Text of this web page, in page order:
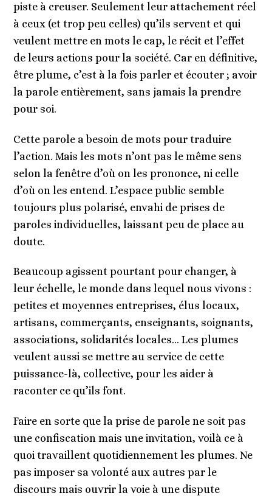
piste à creuser. Seulement leur attachement réel
à ceux (et trop peu celles) qu’ils servent et qui
veulent mettre en mots le cap, le récit et l’effet
de leurs actions pour la société. Car en définitive,
être plume, c’est à la fois parler et écouter ; avoir
la parole entièrement, sans jamais la prendre
pour soi.
Cette parole a besoin de mots pour traduire
l’action. Mais les mots n’ont pas le même sens
selon la fenêtre d’où on les prononce, ni celle
d’où on les entend. L’espace public semble
toujours plus polarisé, envahi de prises de
paroles individuelles, laissant peu de place au
doute.
Beaucoup agissent pourtant pour changer, à
leur échelle, le monde dans lequel nous vivons :
petites et moyennes entreprises, élus locaux,
artisans, commerçants, enseignants, soignants,
associations, solidarités locales… Les plumes
veulent aussi se mettre au service de cette
puissance-là, collective, pour les aider à
raconter ce qu’ils font.
Faire en sorte que la prise de parole ne soit pas
une confiscation mais une invitation, voilà ce à
quoi travaillent quotidiennement les plumes. Ne
pas imposer sa volonté aux autres par le
discours mais ouvrir la voie à une dispute